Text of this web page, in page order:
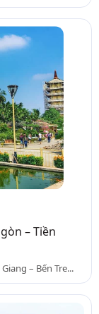
– Tiền
– Bến Tre...